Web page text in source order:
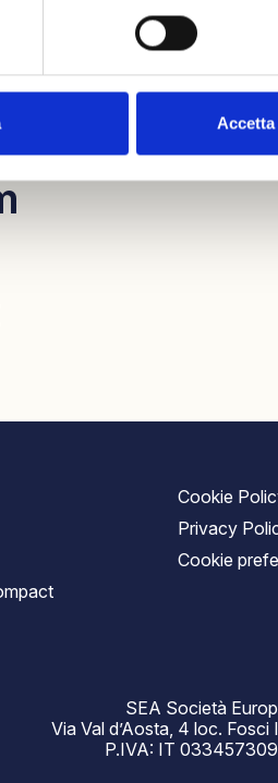
Cookie
Privacy
Cookie
SEA Società
Via Val d’Aosta, 4 loc.
P.IVA: IT